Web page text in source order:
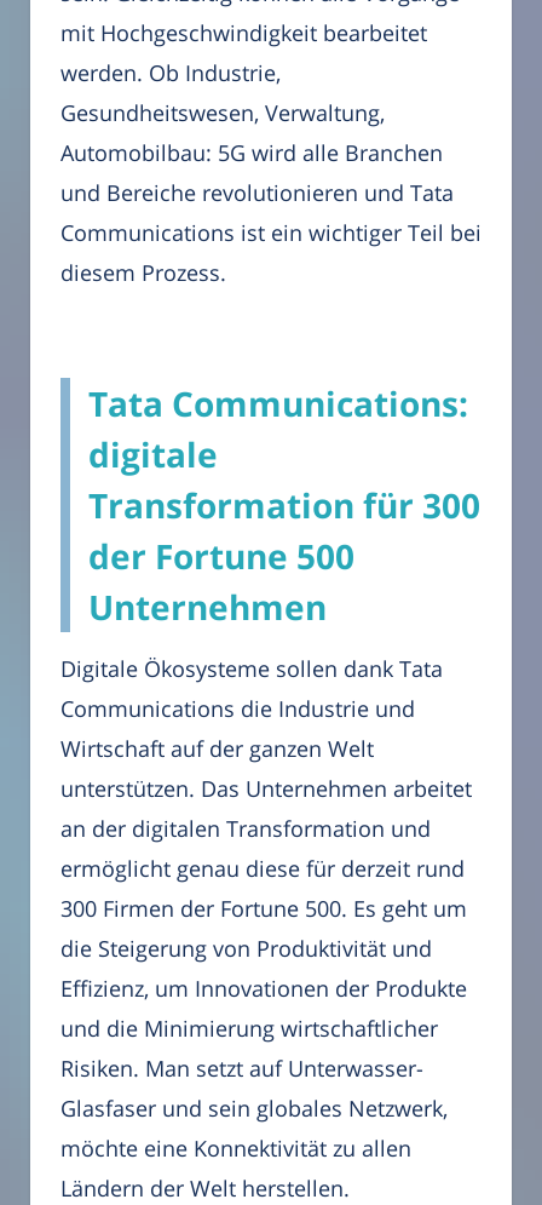
mit Hochgeschwindigkeit bearbeitet
werden. Ob Industrie,
Gesundheitswesen, Verwaltung,
Automobilbau: 5G wird alle Branchen
und Bereiche revolutionieren und Tata
Communications ist ein wichtiger Teil bei
diesem Prozess.
Tata Communications:
digitale
Transformation für 300
der Fortune 500
Unternehmen
Digitale Ökosysteme sollen dank Tata
Communications die Industrie und
Wirtschaft auf der ganzen Welt
unterstützen. Das Unternehmen arbeitet
an der digitalen Transformation und
ermöglicht genau diese für derzeit rund
300 Firmen der Fortune 500. Es geht um
die Steigerung von Produktivität und
Effizienz, um Innovationen der Produkte
und die Minimierung wirtschaftlicher
Risiken. Man setzt auf Unterwasser-
Glasfaser und sein globales Netzwerk,
möchte eine Konnektivität zu allen
Ländern der Welt herstellen.